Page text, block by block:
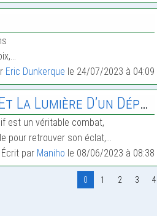
Eric Dunkerque le 24/07/2023 à 04:09
Lumière D’un Dépressif
est un véritable combat,
pour retrouver son éclat,…
Écrit par Maniho le 08/06/2023 à 08:38
0 1 2 3 4